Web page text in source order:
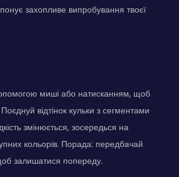
захопливе випробування твоєї
миші або натисканням, щоб
відтінок кульки з сегментами
змінюється, зосередься на
кольорів. Порада: передбачай
залишатися попереду.